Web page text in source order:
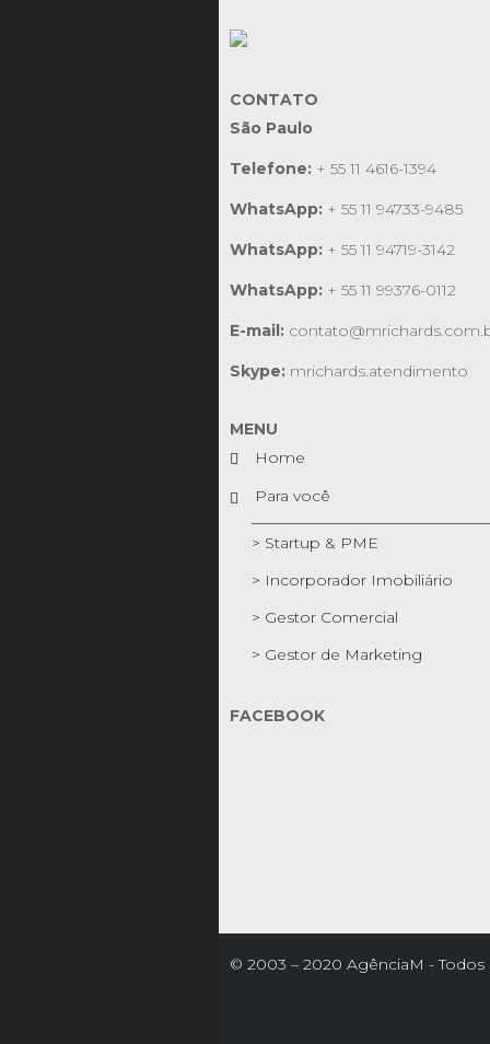
CONTATO
São Paulo
Telefone: + 55 11 4616-1394
WhatsApp: + 55 11 94733-9485
WhatsApp: + 55 11 94719-3142
WhatsApp: + 55 11 99376-0112
E-mail:
Skype: mrichards.atendimento
MENU
Home
Para você
> Startup & PME
> Incorporador Imobiliário
> Gestor Comercial
> Gestor de Marketing
FACEBOOK
© 2003 – 2020 AgênciaM - Todos